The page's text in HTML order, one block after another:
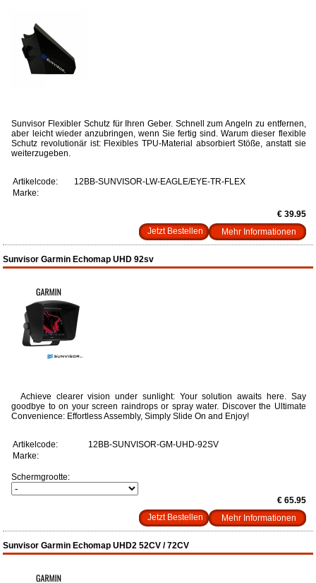
Sunvisor Flexibler Schutz für Ihren Geber. Schnell zum Angeln zu entfernen,
aber leicht wieder anzubringen, wenn Sie fertig sind. Warum dieser flexible
Schutz revolutionär ist: Flexibles TPU-Material absorbiert Stöße, anstatt sie
weiterzugeben.
Artikelcode:
12BB-SUNVISOR-LW-EAGLE/EYE-TR-FLEX
Marke:
€ 39.95
Mehr Informationen
Sunvisor Garmin Echomap UHD 92sv
Achieve clearer vision under sunlight: Your solution awaits here. Say
goodbye to on your screen raindrops or spray water. Discover the Ultimate
Convenience: Effortless Assembly, Simply Slide On and Enjoy!
Artikelcode:
12BB-SUNVISOR-GM-UHD-92SV
Marke:
Schermgrootte:
€ 65.95
Mehr Informationen
Sunvisor Garmin Echomap UHD2 52CV / 72CV